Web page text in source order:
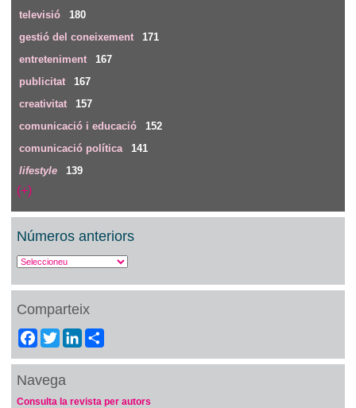
televisió
180
gestió del coneixement
171
entreteniment
167
publicitat
167
creativitat
157
comunicació i educació
152
comunicació política
141
lifestyle
139
(+)
Números anteriors
Comparteix
Facebook
TwitterLinkedIn
Navega
Consulta la revista per autors